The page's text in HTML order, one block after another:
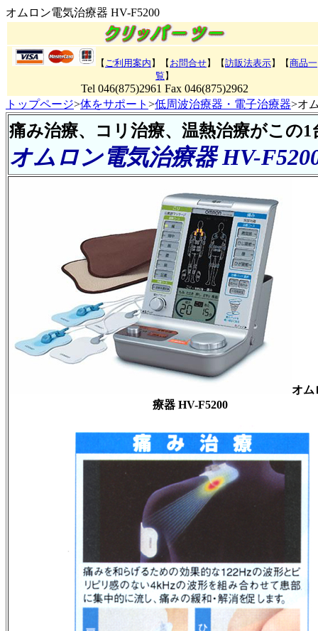
オムロン電気治療器 HV-F5200
【 ご利用案内 】【 お問合せ】【訪販法表示】 【商品一
覧 】
Tel 046(875)2961 Fax 046(875)2962
トップページ>体をサポート >低周波治療器・電子治療器>オ
痛み治療、コリ治療、温熱治療がこの1
オムロン電気治療器 HV-
オム
療器 HV-F5200